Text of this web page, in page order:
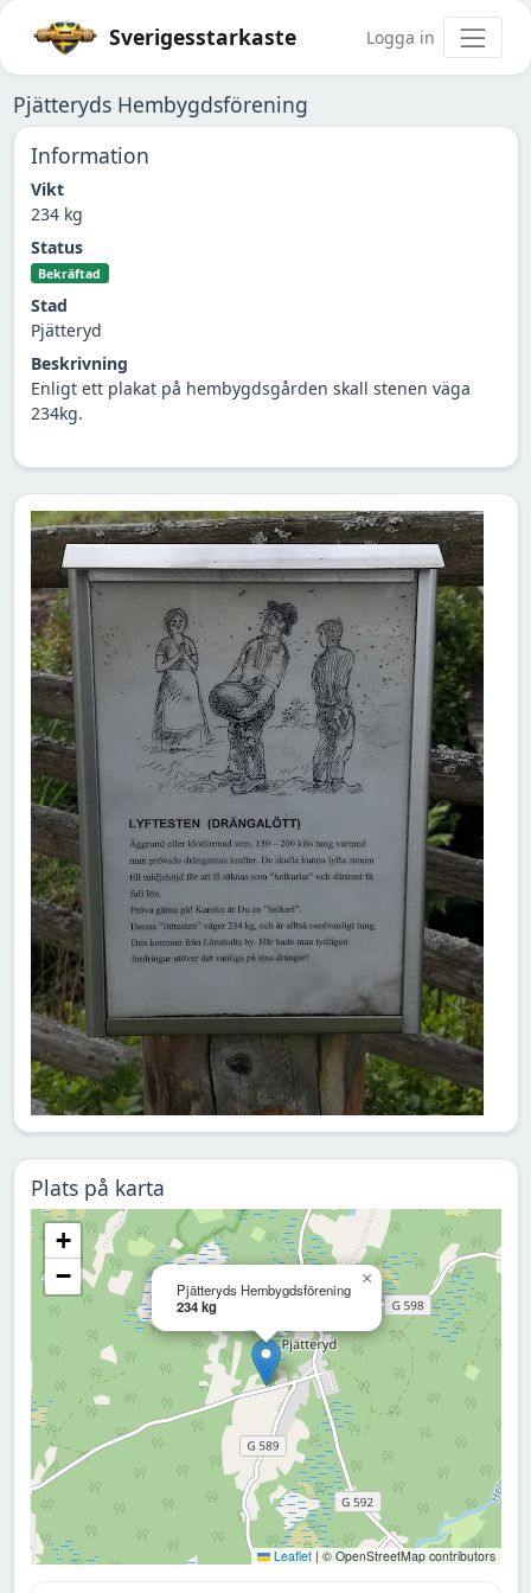
Sverigesstarkaste Logga in
Pjätteryds Hembygdsförening
Information
Vikt
234 kg
Status
Bekräftad
Stad
Pjätteryd
Beskrivning
Enligt ett plakat på hembygdsgården skall stenen väga
234kg.
Plats på karta
Pjätteryds Hembygdsförening
234 kg
×
+
−
Leaflet | © OpenStreetMap contributors